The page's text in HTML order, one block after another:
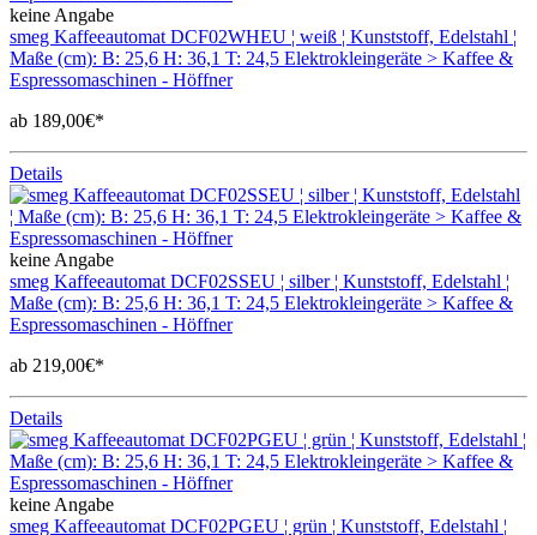
keine Angabe
smeg Kaffeeautomat DCF02WHEU ¦ weiß ¦ Kunststoff, Edelstahl ¦
Maße (cm): B: 25,6 H: 36,1 T: 24,5 Elektrokleingeräte > Kaffee &
Espressomaschinen - Höffner
ab 189,00€*
Details
keine Angabe
smeg Kaffeeautomat DCF02SSEU ¦ silber ¦ Kunststoff, Edelstahl ¦
Maße (cm): B: 25,6 H: 36,1 T: 24,5 Elektrokleingeräte > Kaffee &
Espressomaschinen - Höffner
ab 219,00€*
Details
keine Angabe
smeg Kaffeeautomat DCF02PGEU ¦ grün ¦ Kunststoff, Edelstahl ¦